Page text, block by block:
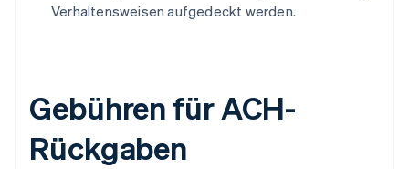
Verhaltensweisen aufgedeckt werden.
Gebühren für ACH-
Rückgaben